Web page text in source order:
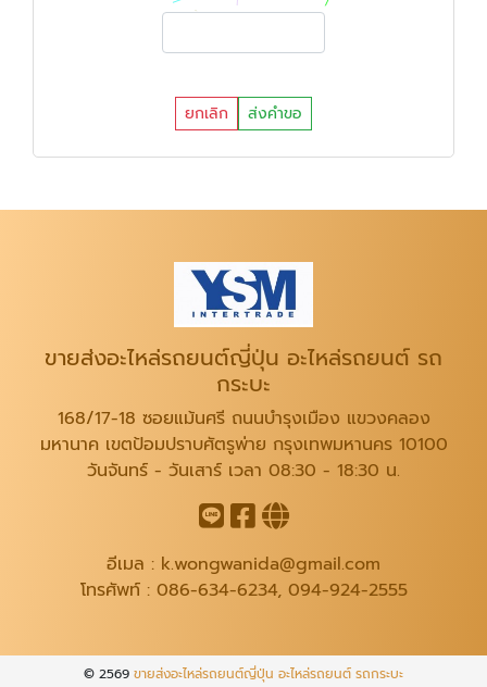
ยกเลิก ส่งคำขอ
ขายส่งอะไหล่รถยนต์ญี่ปุ่น อะไหล่รถยนต์ รถ
กระบะ
168/17-18 ซอยแม้นศรี ถนนบำรุงเมือง แขวงคลอง
มหานาค เขตป้อมปราบศัตรูพ่าย กรุงเทพมหานคร 10100
วันจันทร์ - วันเสาร์ เวลา 08:30 - 18:30 น.
อีเมล : k.wongwanida@gmail.com
โทรศัพท์ : 086-634-6234, 094-924-2555
© 2569 ขายส่งอะไหล่รถยนต์ญี่ปุ่น อะไหล่รถยนต์ รถกระบะ